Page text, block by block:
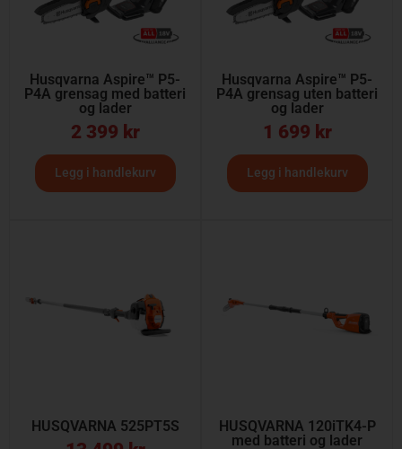
Husqvarna Aspire™ P5-
P4A grensag med batteri
og lader
2 399 kr
Legg i handlekurv
Husqvarna Aspire™ P5-
P4A grensag uten batteri
og lader
1 699 kr
Legg i handlekurv
HUSQVARNA 525PT5S
HUSQVARNA 120iTK4-P
med batteri og lader